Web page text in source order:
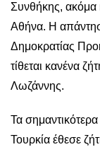
Συνθήκης, ακόμα
Αθήνα. Η
Δημοκρατίας
τίθεται κανένα
Λωζάννης.
Τα
Τουρκία έθεσε